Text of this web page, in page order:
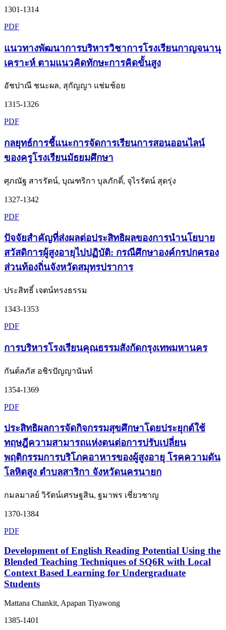
1301-1314
PDF
แนวทางพัฒนาการบริหารวิชาการโรงเรียนกาญจนานุ
เคราะห์ ตามแนวคิดทักษะการคิดขั้นสูง
อัชปาณี ชนะผล, สุกัญญา แช่มช้อย
1315-1326
PDF
กลยุทธ์การชี้แนะการจัดการเรียนการสอนออนไลน์
ของครูโรงเรียนมัธยมศึกษา
ศุภณัฐ สารรัตน์, บุณฑริกา บุลภักดิ์, จุไรรัตน์ สุดรุ่ง
1327-1342
PDF
ปัจจัยสำคัญที่ส่งผลต่อประสิทธิผลของการนำนโยบาย
สวัสดิการผู้สูงอายุไปปฏิบัติ: กรณีศึกษาองค์กรปกครอง
ส่วนท้องถิ่นจังหวัดสมุทรปราการ
ประสิทธิ์ เจตน์ทรงธรรม
1343-1353
PDF
การบริหารโรงเรียนคุณธรรมสังกัดกรุงเทพมหานคร
กันต์ลภัส อชิรปัญญานันท์
1354-1369
PDF
ประสิทธิผลการจัดกิจกรรมสุขศึกษาโดยประยุกต์ใช้
ทฤษฎีความสามารถแห่งตนต่อการปรับเปลี่ยน
พฤติกรรมการบริโภคอาหารของผู้สูงอายุ โรคความดัน
โลหิตสูง ตำบลสาริกา จังหวัดนครนายก
กมลมาลย์ วิรัตน์เศรษฐสิน, ฐมาพร เชี่ยวชาญ
1370-1384
PDF
Development of English Reading Potential Using the
Blended Teaching Techniques of SQ6R with Local
Context Based Learning for Undergraduate
Students
Mattana Chankit, Apapan Tiyawong
1385-1401